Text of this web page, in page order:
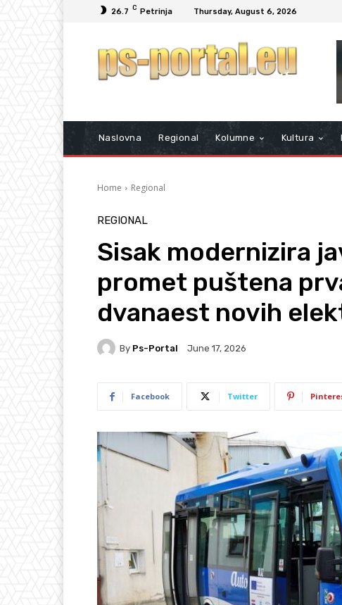
26.7 C Petrinja Thursday, August 6, 2026
Naslovna Regional Kolumne Kultura
Home Regional
REGIONAL
Sisak modernizira
promet puštena
dvanaest novih
By Ps-Portal June 17, 2026
Facebook Twitter